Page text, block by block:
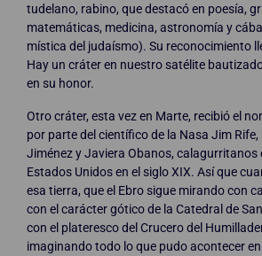
tudelano, rabino, que destacó en poesía,
matemáticas, medicina, astronomía y
mística del judaísmo). Su reconocimiento
Hay un cráter en nuestro satélite
en su honor.
Otro cráter, esta vez en Marte, recibió el
por parte del científico de la Nasa Jim Rife,
Jiménez y Javiera Obanos, calagurritanos
Estados Unidos en el siglo XIX. Así que
esa tierra, que el Ebro sigue mirando con
con el carácter gótico de la Catedral de
con el plateresco del Crucero del
imaginando todo lo que pudo acontecer